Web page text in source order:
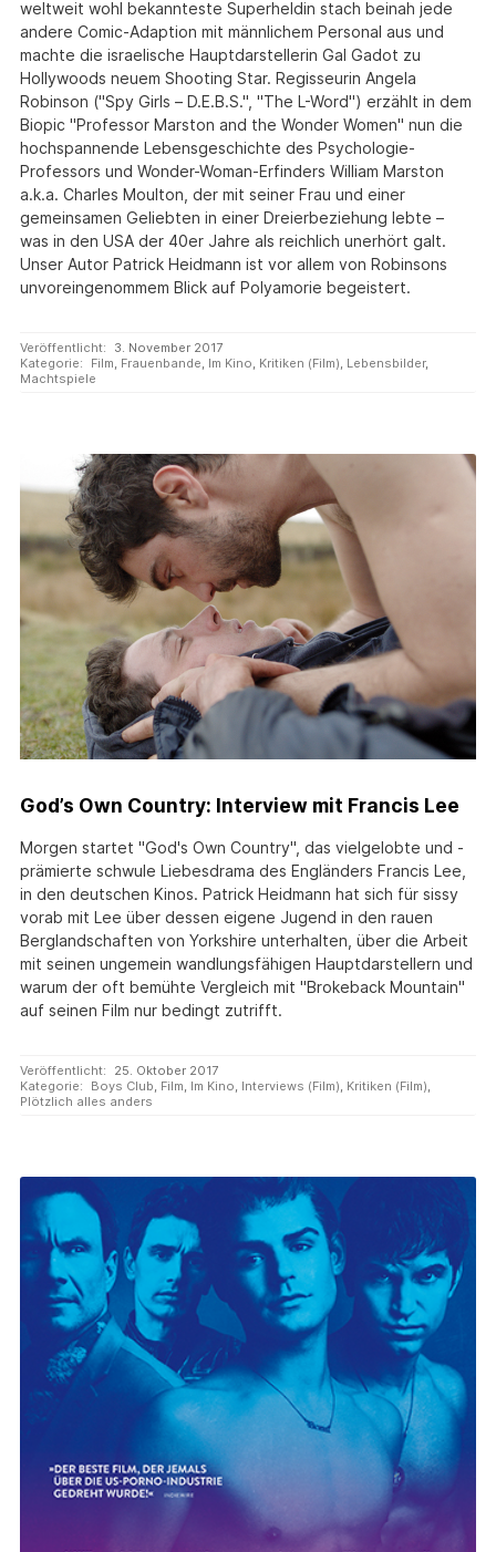
weltweit wohl bekannteste Superheldin stach beinah jede
andere Comic-Adaption mit männlichem Personal aus und
machte die israelische Hauptdarstellerin Gal Gadot zu
Hollywoods neuem Shooting Star. Regisseurin Angela
Robinson ("Spy Girls – D.E.B.S.", "The L-Word") erzählt in dem
Biopic "Professor Marston and the Wonder Women" nun die
hochspannende Lebensgeschichte des Psychologie-
Professors und Wonder-Woman-Erfinders William Marston
a.k.a. Charles Moulton, der mit seiner Frau und einer
gemeinsamen Geliebten in einer Dreierbeziehung lebte –
was in den USA der 40er Jahre als reichlich unerhört galt.
Unser Autor Patrick Heidmann ist vor allem von Robinsons
unvoreingenommem Blick auf Polyamorie begeistert.
Veröffentlicht:
3. November 2017
Kategorie:
Film, Frauenbande, Im Kino, Kritiken (Film), Lebensbilder,
Machtspiele
God’s Own Country: Interview mit Francis Lee
Morgen startet "God's Own Country", das vielgelobte und -
prämierte schwule Liebesdrama des Engländers Francis Lee,
in den deutschen Kinos. Patrick Heidmann hat sich für sissy
vorab mit Lee über dessen eigene Jugend in den rauen
Berglandschaften von Yorkshire unterhalten, über die Arbeit
mit seinen ungemein wandlungsfähigen Hauptdarstellern und
warum der oft bemühte Vergleich mit "Brokeback Mountain"
auf seinen Film nur bedingt zutrifft.
Veröffentlicht:
25. Oktober 2017
Kategorie:
Boys Club Film Im Kino Interviews (Film) Kritiken (Film)
Plötzlich alles anders